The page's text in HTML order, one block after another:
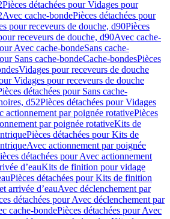
Pièces détachées pour Vidages pour
Avec cache-bondePièces détachées pour
pour receveurs de douche, d90Pièces
receveurs de douche, d90Avec cache-
Avec cache-bondeSans cache-
Sans cache-bondeCache-bondesPièces
Vidages pour receveurs de douche
Vidages pour receveurs de douche
détachées pour Sans cache-
d52Pièces détachées pour Vidages
actionnement par poignée rotativePièces
par poignée rotativeKits de
Pièces détachées pour Kits de
Avec actionnement par poignée
détachées pour Avec actionnement
d’eauKits de finition pour vidage
Pièces détachées pour Kits de finition
arrivée d’eauAvec déclenchement par
détachées pour Avec déclenchement par
cache-bondePièces détachées pour Avec